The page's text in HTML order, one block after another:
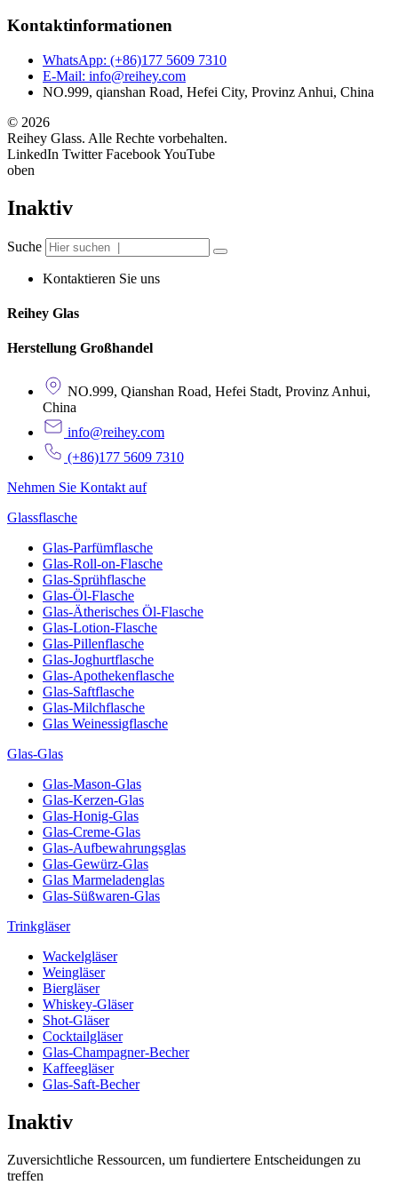
Kontaktinformationen
WhatsApp: (+86)177 5609 7310
E-Mail: info@reihey.com
NO.999, qianshan Road, Hefei City, Provinz Anhui, China
© 2026
Reihey Glass. Alle Rechte vorbehalten.
LinkedIn Twitter FacebookYouTube
oben
Inaktiv
Suche
Kontaktieren Sie uns
Reihey Glas
Herstellung Großhandel
NO.999, Qianshan Road, Hefei Stadt, Provinz Anhui,
China
info@reihey.com
(+86)177 5609 7310
Nehmen Sie Kontakt auf
Glassflasche
Glas-Parfümflasche
Glas-Roll-on-Flasche
Glas-Sprühflasche
Glas-Öl-Flasche
Glas-Ätherisches Öl-Flasche
Glas-Lotion-Flasche
Glas-Pillenflasche
Glas-Joghurtflasche
Glas-Apothekenflasche
Glas-Saftflasche
Glas-Milchflasche
Glas Weinessigflasche
Glas-Glas
Glas-Mason-Glas
Glas-Kerzen-Glas
Glas-Honig-Glas
Glas-Creme-Glas
Glas-Aufbewahrungsglas
Glas-Gewürz-Glas
Glas Marmeladenglas
Glas-Süßwaren-Glas
Trinkgläser
Wackelgläser
Weingläser
Biergläser
Whiskey-Gläser
Shot-Gläser
Cocktailgläser
Glas-Champagner-Becher
Kaffeegläser
Glas-Saft-Becher
Inaktiv
Zuversichtliche Ressourcen, um fundiertere Entscheidungen zu
treffen